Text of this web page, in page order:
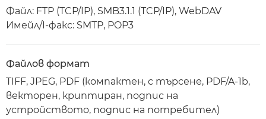
Файл: FTP (TCP/IP), SMB3.1.1 (TCP/IP), WebDAV
Имейл/I-факс: SMTP, POP3
Файлов формат
TIFF, JPEG, PDF (компактен, с търсене, PDF/A-1b,
векторен, криптиран, подпис на
устройството, подпис на потребител)